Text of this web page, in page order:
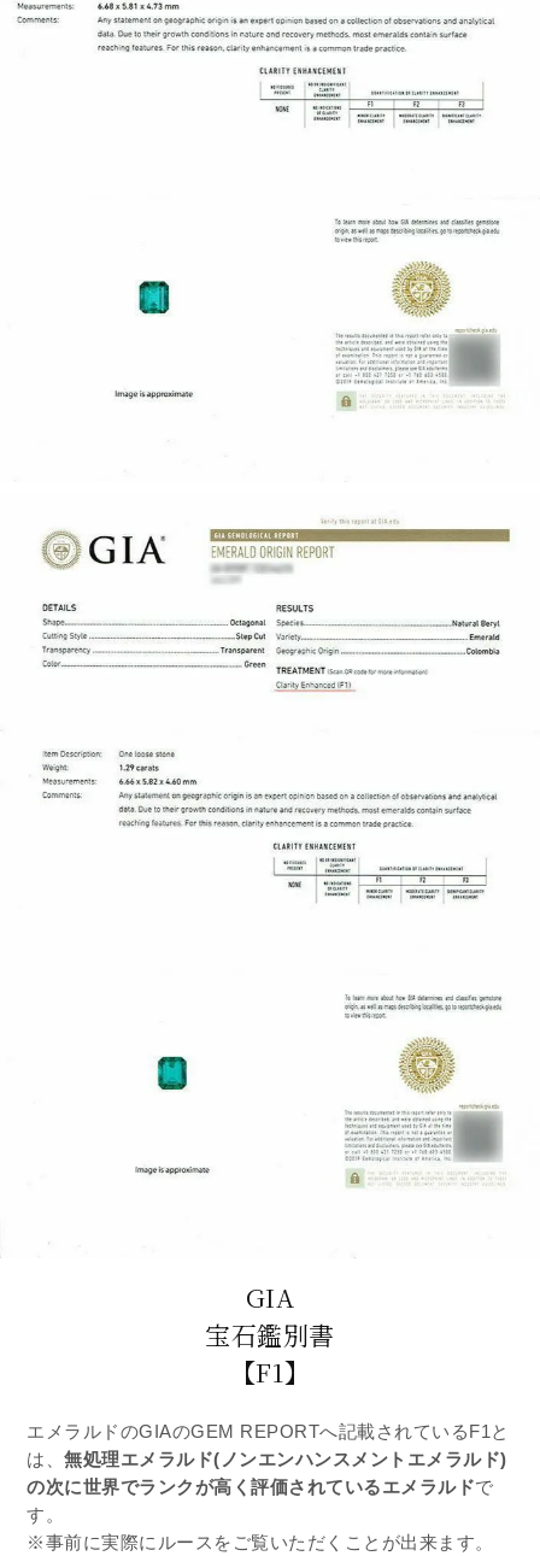
GIA
宝石鑑別書
【F1】
エメラルドのGIAのGEM REPORTへ記載されているF1と
は、無処理エメラルド(ノンエンハンスメントエメラルド)
の次に世界でランクが高く評価されているエメラルドで
す。
※事前に実際にルースをご覧いただくことが出来ます。